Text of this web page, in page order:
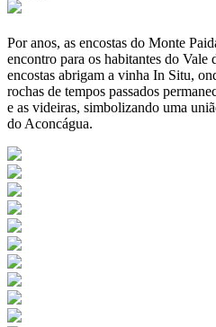
Por anos, as encostas do Monte
encontro para os habitantes do Vale
encostas abrigam a vinha In Situ,
rochas de tempos passados
e as videiras, simbolizando uma
do Aconcágua.